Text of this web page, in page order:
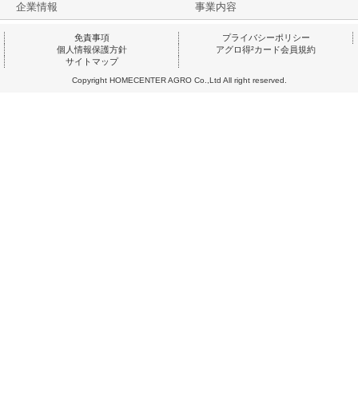
企業情報
事業内容
免責事項
プライバシーポリシー
個人情報保護方針
アグロ得²カード会員規約
サイトマップ
Copyright HOMECENTER AGRO Co.,Ltd All right reserved.